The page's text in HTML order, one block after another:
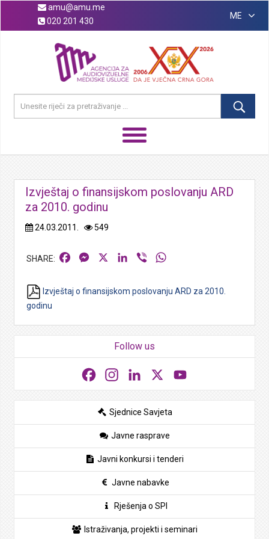
amu@amu.me
020 201 430
ME
Izvještaj o finansijskom poslovanju ARD
za 2010. godinu
24.03.2011. 549
FacebookMessengerLinkedIn
Viber
Izvještaj o finansijskom poslovanju ARD za 2010.
godinu
Follow us
FacebookInstagramLinkedIn
Sjednice Savjeta
Javne rasprave
Javni konkursi i tenderi
Javne nabavke
Rješenja o SPI
Istraživanja, projekti i seminari